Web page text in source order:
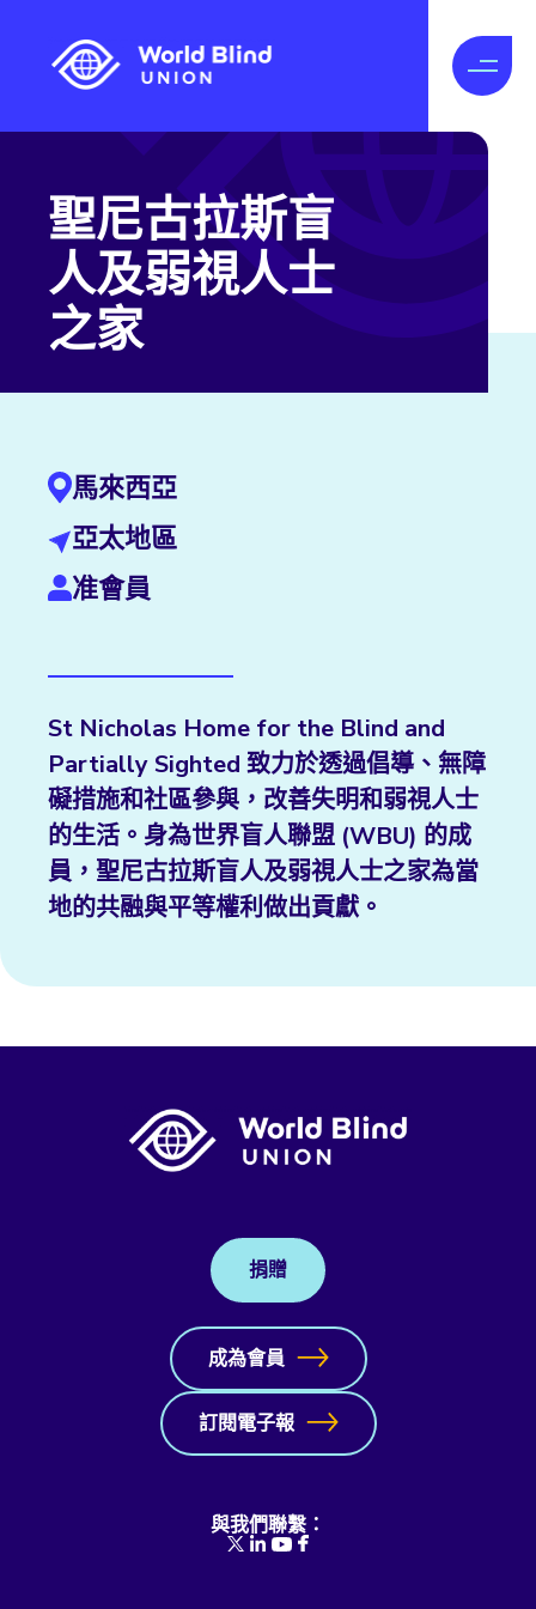
聖尼古拉斯盲
人及弱視人士
之家
馬來西亞
亞太地區
准會員
St Nicholas Home for the Blind and
Partially Sighted 致力於透過倡導、無障
礙措施和社區參與，改善失明和弱視人士
的生活。身為世界盲人聯盟 (WBU) 的成
員，聖尼古拉斯盲人及弱視人士之家為當
地的共融與平等權利做出貢獻。
捐贈
成為會員
訂閱電子報
與我們聯繫：